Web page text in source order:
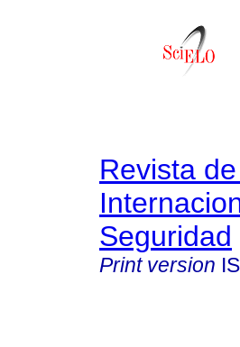
Revista
Seguridad
Print version